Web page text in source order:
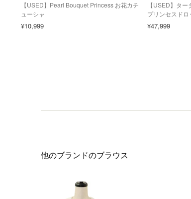
【USED】Pearl Bouquet Princess お花カチ
ューシャ
¥10,999
【USED】タ
プリンセスドロ
¥47,999
他のブランドのブラウス